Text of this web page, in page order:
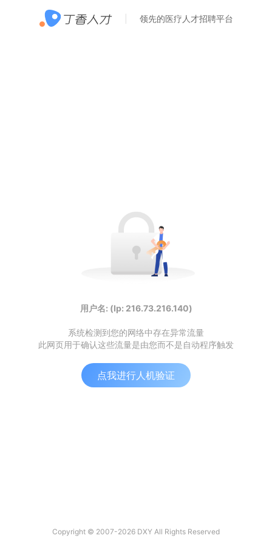
领先的医疗人才招聘平台
用户名: (Ip: 216.73.216.140)
系统检测到您的网络中存在异常流量
此网页用于确认这些流量是由您而不是自动程序触发
点我进行人机验证
Copyright © 2007-2026 DXY All Rights Reserved